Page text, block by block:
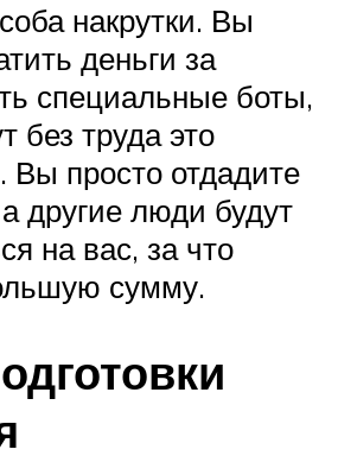
накрутки. Вы
деньги за
специальные боты,
без труда это
Вы просто отдадите
другие люди будут
на вас, за что
сумму.